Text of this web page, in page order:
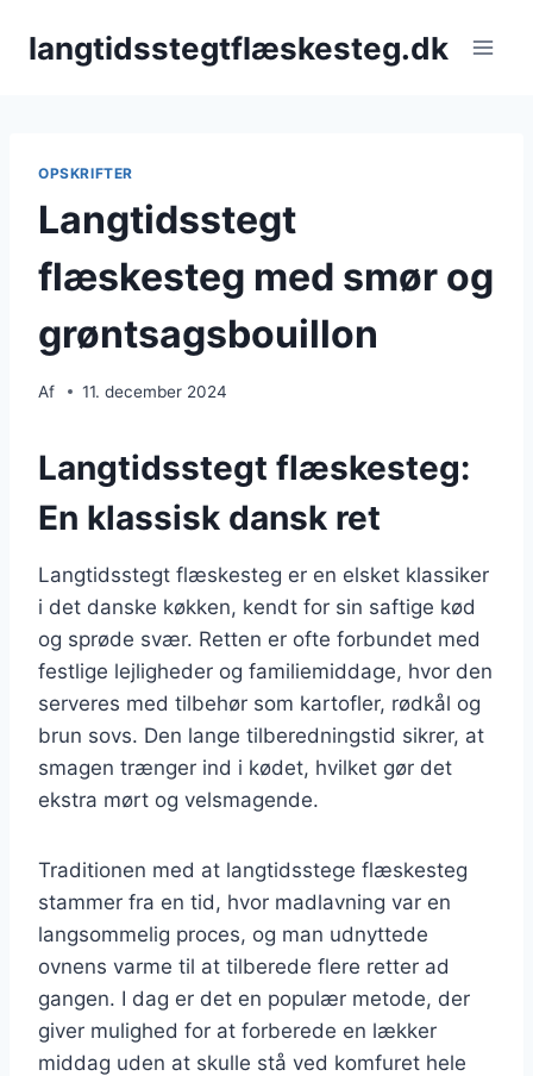
langtidsstegtflæskesteg.dk
OPSKRIFTER
Langtidsstegt
flæskesteg med smør og
grøntsagsbouillon
Af 11. december 2024
Langtidsstegt flæskesteg:
En klassisk dansk ret
Langtidsstegt flæskesteg er en elsket klassiker
i det danske køkken, kendt for sin saftige kød
og sprøde svær. Retten er ofte forbundet med
festlige lejligheder og familiemiddage, hvor den
serveres med tilbehør som kartofler, rødkål og
brun sovs. Den lange tilberedningstid sikrer, at
smagen trænger ind i kødet, hvilket gør det
ekstra mørt og velsmagende.
Traditionen med at langtidsstege flæskesteg
stammer fra en tid, hvor madlavning var en
langsommelig proces, og man udnyttede
ovnens varme til at tilberede flere retter ad
gangen. I dag er det en populær metode, der
giver mulighed for at forberede en lækker
middag uden at skulle stå ved komfuret hele